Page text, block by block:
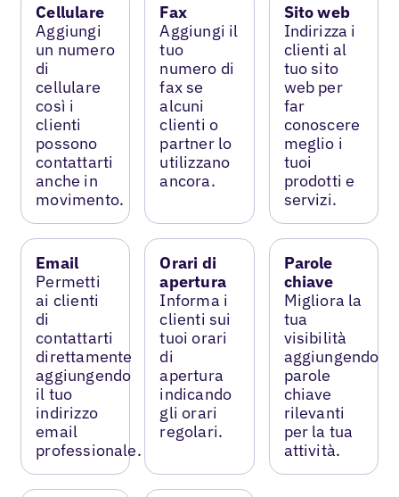
Cellulare
Aggiungi
un numero
di
cellulare
così i
clienti
possono
contattarti
anche in
movimento.
Fax
Aggiungi il
tuo
numero di
fax se
alcuni
clienti o
partner lo
utilizzano
ancora.
Sito web
Indirizza i
clienti al
tuo sito
web per
far
conoscere
meglio i
tuoi
prodotti e
servizi.
Email
Permetti
ai clienti
di
contattarti
direttamente
aggiungendo
il tuo
indirizzo
email
professionale.
Orari di
apertura
Informa i
clienti sui
tuoi orari
di
apertura
indicando
gli orari
regolari.
Parole
chiave
Migliora la
tua
visibilità
aggiungendo
parole
chiave
rilevanti
per la tua
attività.